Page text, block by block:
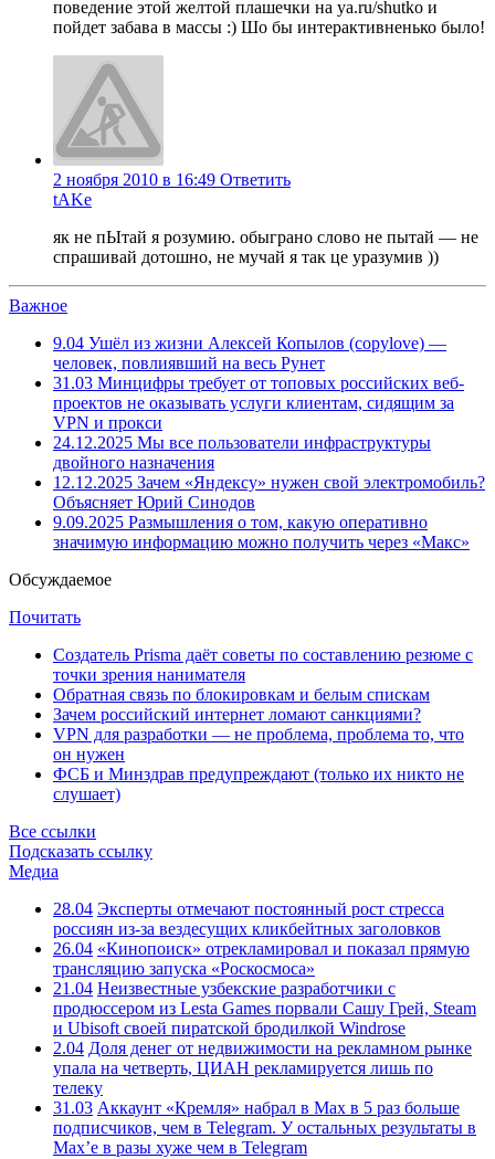
поведение этой желтой плашечки на ya.ru/shutko и
пойдет забава в массы :) Шо бы интерактивненько было!
2 ноября 2010 в 16:49 Ответить
tAKe
як не пЫтай я розумию. обыграно слово не пытай — не
спрашивай дотошно, не мучай я так це уразумив ))
Важное
9.04 Ушёл из жизни Алексей Копылов (copylove) —
человек, повлиявший на весь Рунет
31.03 Минцифры требует от топовых российских веб-
проектов не оказывать услуги клиентам, сидящим за
VPN и прокси
24.12.2025 Мы все пользователи инфраструктуры
двойного назначения
12.12.2025 Зачем «Яндексу» нужен свой электромобиль?
Объясняет Юрий Синодов
9.09.2025 Размышления о том, какую оперативно
значимую информацию можно получить через «Макс»
Обсуждаемое
Почитать
Создатель Prisma даёт советы по составлению резюме с
точки зрения нанимателя
Обратная связь по блокировкам и белым спискам
Зачем российский интернет ломают санкциями?
VPN для разработки — не проблема, проблема то, что
он нужен
ФСБ и Минздрав предупреждают (только их никто не
слушает)
Все ссылки
Подсказать ссылку
Медиа
28.04 Эксперты отмечают постоянный рост стресса
россиян из-за вездесущих кликбейтных заголовков
26.04 «Кинопоиск» отрекламировал и показал прямую
трансляцию запуска «Роскосмоса»
21.04 Неизвестные узбекские разработчики с
продюссером из Lesta Games порвали Сашу Грей, Steam
и Ubisoft своей пиратской бродилкой Windrose
2.04 Доля денег от недвижимости на рекламном рынке
упала на четверть, ЦИАН рекламируется лишь по
телеку
31.03 Аккаунт «Кремля» набрал в Max в 5 раз больше
подписчиков, чем в Telegram. У остальных результаты в
Max’е в разы хуже чем в Telegram